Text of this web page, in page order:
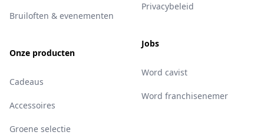
Bruiloften & evenementen
Onze producten
Cadeaus
Accessoires
Groene selectie
Privacybeleid
Jobs
Word cavist
Word franchisenemer